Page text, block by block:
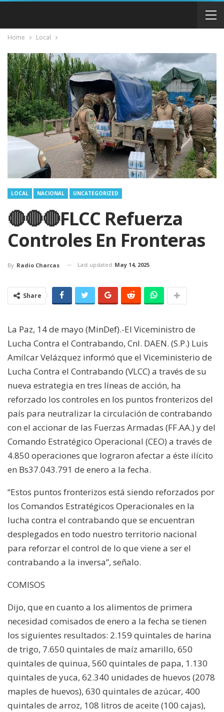
Home Local
LOCAL NACIONAL UNCATEGORIZED
🔴🔴🔴FLCC Refuerza
Controles En Fronteras
By Radio Charcas Last updated May 14, 2025
Share
La Paz, 14 de mayo (MinDef).-El Viceministro de
Lucha Contra el Contrabando, Cnl. DAEN. (S.P.) Luis
Amílcar Velázquez informó que el Viceministerio de
Lucha Contra el Contrabando (VLCC) a través de su
nueva estrategia en tres líneas de acción, ha
reforzado los controles en los puntos fronterizos del
país para neutralizar la circulación de contrabando
con el accionar de las Fuerzas Armadas (FF.AA.) y del
Comando Estratégico Operacional (CEO) a través de
4.850 operaciones que lograron afectar a éste ilícito
en Bs37.043.791 de enero a la fecha.
“Estos puntos fronterizos está siendo reforzados por
los Comandos Estratégicos Operacionales en la
lucha contra el contrabando que se encuentran
desplegados en todo nuestro territorio nacional
para reforzar el control de lo que viene a ser el
contrabando a la inversa”, señalo.
COMISOS
Dijo, que en cuanto a los alimentos de primera
necesidad comisados de enero a la fecha se tienen
los siguientes resultados: 2.159 quintales de harina
de trigo, 7.650 quintales de maíz amarillo, 650
quintales de quinua, 560 quintales de papa, 1.130
quintales de yuca, 62.340 unidades de huevos (2078
maples de huevos), 630 quintales de azúcar, 400
quintales de arroz, 108 litros de aceite (100 cajas),